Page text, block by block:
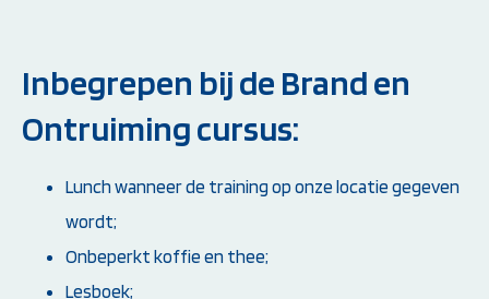
Inbegrepen bij de Brand en
Ontruiming cursus:
Lunch wanneer de training op onze locatie gegeven
wordt;
Onbeperkt koffie en thee;
Lesboek;